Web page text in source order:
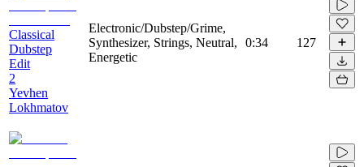
Classical
Dubstep
Edit
2
Yevhen
Lokhmatov
Electronic/Dubstep/Grime,
Synthesizer, Strings, Neutral,
Energetic
0:34 127